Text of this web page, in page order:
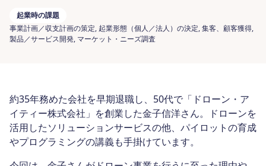
起業時の課題
事業計画／収支計画の策定, 起業形態（個人／法人）の決定, 集客、顧客獲得,
製品／サービス開発, マーケット・ニーズ調査
約35年務めた会社を早期退職し、50代で「ドローン・ア
イティー株式会社」を創業した金子信洋さん。ドローンを
活用したソリューションサービスの他、パイロットの育成
やプログラミングの講義も手掛けています。